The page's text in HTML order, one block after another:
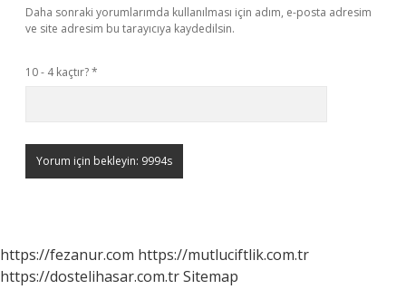
Daha sonraki yorumlarımda kullanılması için adım, e-posta adresim
ve site adresim bu tarayıcıya kaydedilsin.
10 - 4 kaçtır?*
https://fezanur.com https://mutluciftlik.com.tr
https://dostelihasar.com.trSitemap